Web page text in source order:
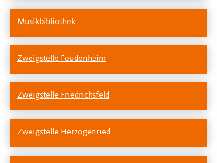
Musikbibliothek
Zweigstelle Feudenheim
Zweigstelle Friedrichsfeld
Zweigstelle Herzogenried